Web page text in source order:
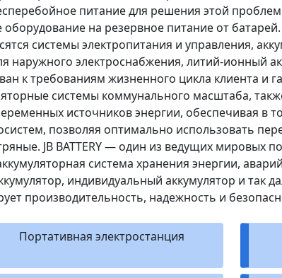
питание для решения этой
на резервное питание от батарей.
системы электропитания и управления,
наружного электроснабжения, литий-ионный
к требованиям жизненного цикла клиента и
системы коммунального масштаба,
источников энергии, обеспечивая в
позволяя оптимально использовать
JB BATTERY — один из ведущих мировых
система хранения энергии,
индивидуальный аккумулятор и так
производительность, надежность и
Портативная электростанция